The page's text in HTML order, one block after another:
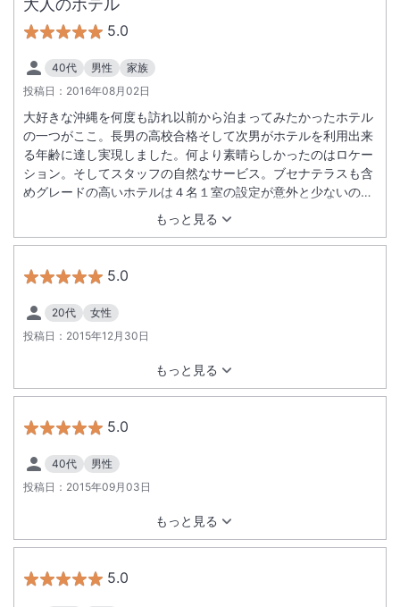
大人のホテル
5.0
40代 男性
家族
投稿日： 2016年08月02日
もっと見る
大好きな沖縄を何度も訪れ以前から泊まってみたかったホテル
の一つがここ。長男の高校合格そして次男がホテルを利用出来
る年齢に達し実現しました。何より素晴らしかったのはロケー
ション。そしてスタッフの自然なサービス。ブセナテラスも含
めグレードの高いホテルは４名１室の設定が意外と少ないのが
現状。ここはゆったりした部屋・クラブサービス付き。特にハ
イシーズンはコストパフォーマンスが非常に高いと感じまし
た。またお世話になります。
5.0
20代
女性
投稿日： 2015年12月30日
もっと見る
5.0
40代
男性
投稿日： 2015年09月03日
もっと見る
5.0